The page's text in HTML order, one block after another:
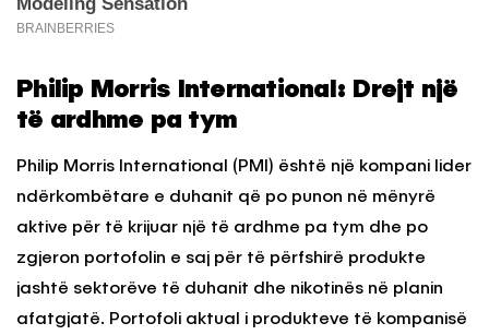
Philip Morris International: Drejt një
të ardhme pa tym
Philip Morris International (PMI) është një kompani lider
ndërkombëtare e duhanit që po punon në mënyrë
aktive për të krijuar një të ardhme pa tym dhe po
zgjeron portofolin e saj për të përfshirë produkte
jashtë sektorëve të duhanit dhe nikotinës në planin
afatgjatë. Portofoli aktual i produkteve të kompanisë